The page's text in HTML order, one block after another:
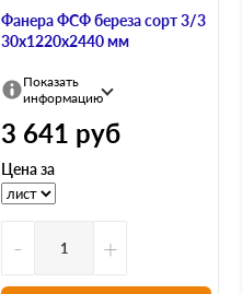
Фанера ФСФ береза сорт 3/3
30х1220х2440 мм
Показать
информацию
3 641 руб
Цена за
- +